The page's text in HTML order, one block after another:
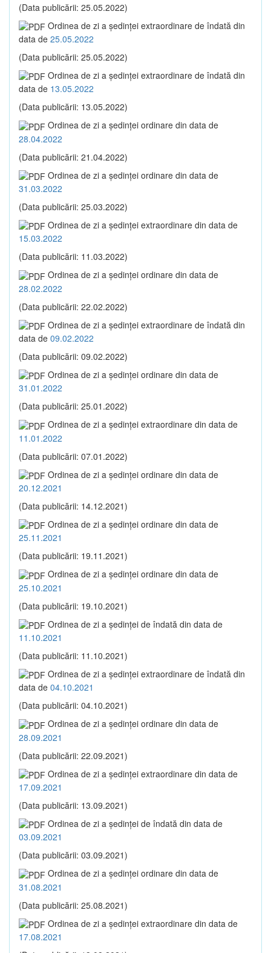
(Data publicării: 25.05.2022)
Ordinea de zi a şedinţei extraordinare de îndată din
data de 25.05.2022
(Data publicării: 25.05.2022)
Ordinea de zi a şedinţei extraordinare de îndată din
data de 13.05.2022
(Data publicării: 13.05.2022)
Ordinea de zi a şedinţei ordinare din data de
28.04.2022
(Data publicării: 21.04.2022)
Ordinea de zi a şedinţei ordinare din data de
31.03.2022
(Data publicării: 25.03.2022)
Ordinea de zi a şedinţei extraordinare din data de
15.03.2022
(Data publicării: 11.03.2022)
Ordinea de zi a şedinţei ordinare din data de
28.02.2022
(Data publicării: 22.02.2022)
Ordinea de zi a şedinţei extraordinare de îndată din
data de 09.02.2022
(Data publicării: 09.02.2022)
Ordinea de zi a şedinţei ordinare din data de
31.01.2022
(Data publicării: 25.01.2022)
Ordinea de zi a şedinţei extraordinare din data de
11.01.2022
(Data publicării: 07.01.2022)
Ordinea de zi a şedinţei ordinare din data de
20.12.2021
(Data publicării: 14.12.2021)
Ordinea de zi a şedinţei ordinare din data de
25.11.2021
(Data publicării: 19.11.2021)
Ordinea de zi a şedinţei ordinare din data de
25.10.2021
(Data publicării: 19.10.2021)
Ordinea de zi a şedinţei de îndată din data de
11.10.2021
(Data publicării: 11.10.2021)
Ordinea de zi a şedinţei extraordinare de îndată din
data de 04.10.2021
(Data publicării: 04.10.2021)
Ordinea de zi a şedinţei ordinare din data de
28.09.2021
(Data publicării: 22.09.2021)
Ordinea de zi a şedinţei extraordinare din data de
17.09.2021
(Data publicării: 13.09.2021)
Ordinea de zi a şedinţei de îndată din data de
03.09.2021
(Data publicării: 03.09.2021)
Ordinea de zi a şedinţei ordinare din data de
31.08.2021
(Data publicării: 25.08.2021)
Ordinea de zi a şedinţei extraordinare din data de
17.08.2021